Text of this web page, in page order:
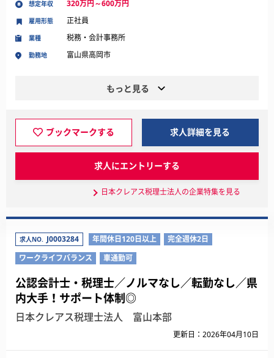
想定年収 320万円～600万円
業種 税務・会計事務所
勤務地 富山県高岡市
雇用形態 正社員
もっと見る
ブックマークする 求人詳細を見る
求人にエントリーする
日本クレアス税理士法人の企業特集を見る
求人NO. J0003284 年間休日120日以上
完全週休2日
ワークライフバランス
車通勤可
公認会計士・税理士／ノルマなし／転勤なし／県
内大手！サポート体制◎
日本クレアス税理士法人 富山本部
更新日：2026年04月10日